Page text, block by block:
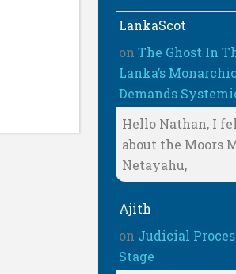
LankaScot
onThe Ghost In
Lanka’s
Demands
Hello Nathan, I
about the Moors
Netayahu,
Ajith
on Judicial
Stage